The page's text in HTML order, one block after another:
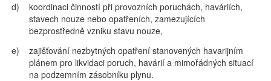
d)
koordinaci činností při provozních poruchách, haváriích,
stavech nouze nebo opatřeních, zamezujících
bezprostředně vzniku stavu nouze,
e)
zajišťování nezbytných opatření stanovených havarijním
plánem pro likvidaci poruch, havárií a mimořádných situací
na podzemním zásobníku plynu.